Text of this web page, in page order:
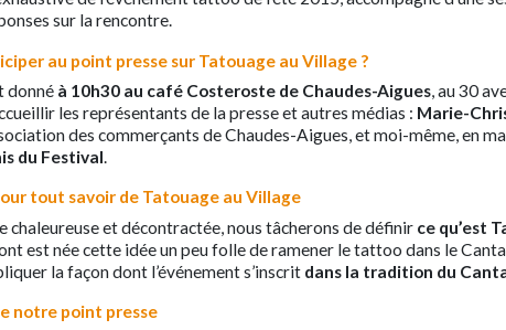
sur la rencontre.
au point presse sur Tatouage au Village ?
donné à 10h30 au café Costeroste de Chaudes-Aigues, au 30
les représentants de la presse et autres médias : Marie-
des commerçants de Chaudes-Aigues, et moi-même, en
du Festival.
tout savoir de Tatouage au Village
chaleureuse et décontractée, nous tâcherons de définir ce qu’est
est née cette idée un peu folle de ramener le tattoo dans le
la façon dont l’événement s’inscrit dans la tradition du
notre point presse